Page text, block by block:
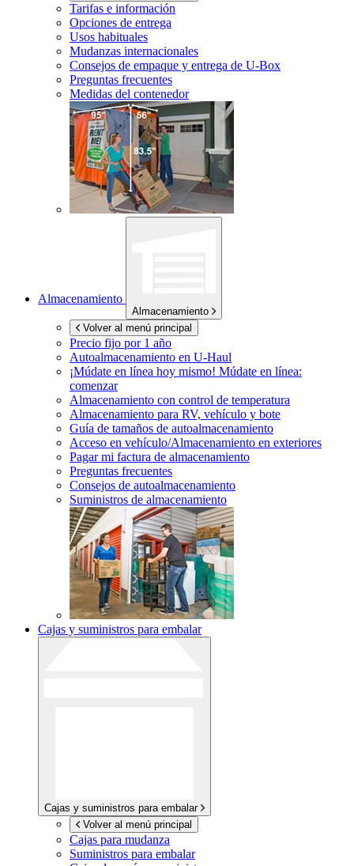
Tarifas e información
Opciones de entrega
Usos habituales
Mudanzas internacionales
Consejos de empaque y entrega de U-Box
Preguntas frecuentes
Medidas del contenedor
Almacenamiento
Almacenamiento
Volver al menú principal
Precio fijo por 1 año
Autoalmacenamiento en U-Haul
¡Múdate en línea hoy mismo! Múdate en línea:
comenzar
Almacenamiento con control de temperatura
Almacenamiento para RV, vehículo y bote
Guía de tamaños de autoalmacenamiento
Acceso en vehículo/Almacenamiento en exteriores
Pagar mi factura de almacenamiento
Preguntas frecuentes
Consejos de autoalmacenamiento
Suministros de almacenamiento
Cajas y suministros para embalar
Cajas y suministros para embalar
Volver al menú principal
Cajas para mudanza
Suministros para embalar